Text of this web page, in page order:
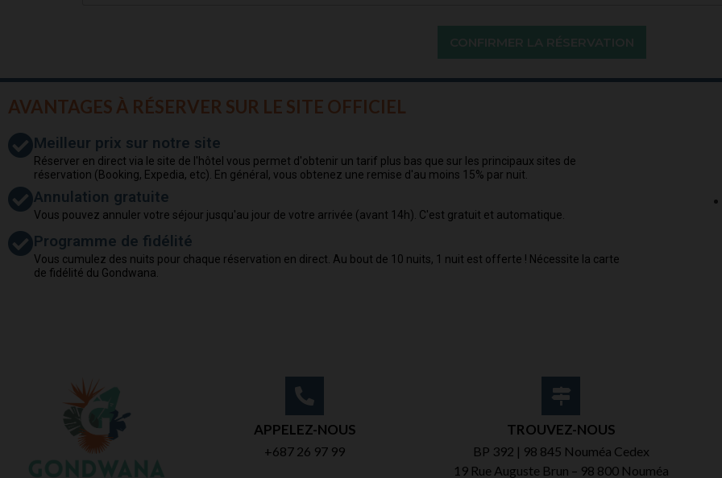
AVANTAGES À RÉSERVER SUR LE SITE OFFICIEL
Meilleur prix sur notre site
Réserver en direct via le site de l'hôtel vous permet d'obtenir un tarif plus bas que sur les principaux sites de
réservation (Booking, Expedia, etc). En général, vous obtenez une remise d'au moins 15% par nuit.
Annulation gratuite
Vous pouvez annuler votre séjour jusqu'au jour de votre arrivée (avant 14h). C'est gratuit et automatique.
Programme de fidélité
Vous cumulez des nuits pour chaque réservation en direct. Au bout de 10 nuits, 1 nuit est offerte ! Nécessite la carte
de fidélité du Gondwana.
APPELEZ-NOUS
+687 26 97 99
TROUVEZ-NOUS
BP 392 | 98 845 Nouméa Cedex
19 Rue Auguste Brun – 98 800 Nouméa